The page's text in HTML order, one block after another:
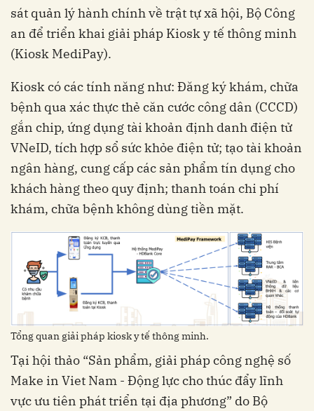
sát quản lý hành chính về trật tự xã hội, Bộ Công
an để triển khai giải pháp Kiosk y tế thông minh
(Kiosk MediPay).
Kiosk có các tính năng như: Đăng ký khám, chữa
bệnh qua xác thực thẻ căn cước công dân (CCCD)
gắn chip, ứng dụng tài khoản định danh điện tử
VNeID, tích hợp sổ sức khỏe điện tử; tạo tài khoản
ngân hàng, cung cấp các sản phẩm tín dụng cho
khách hàng theo quy định; thanh toán chi phí
khám, chữa bệnh không dùng tiền mặt.
Tổng quan giải pháp kiosk y tế thông minh.
Tại hội thảo “Sản phẩm, giải pháp công nghệ số
Make in Viet Nam - Động lực cho thúc đẩy lĩnh
vực ưu tiên phát triển tại địa phương” do Bộ